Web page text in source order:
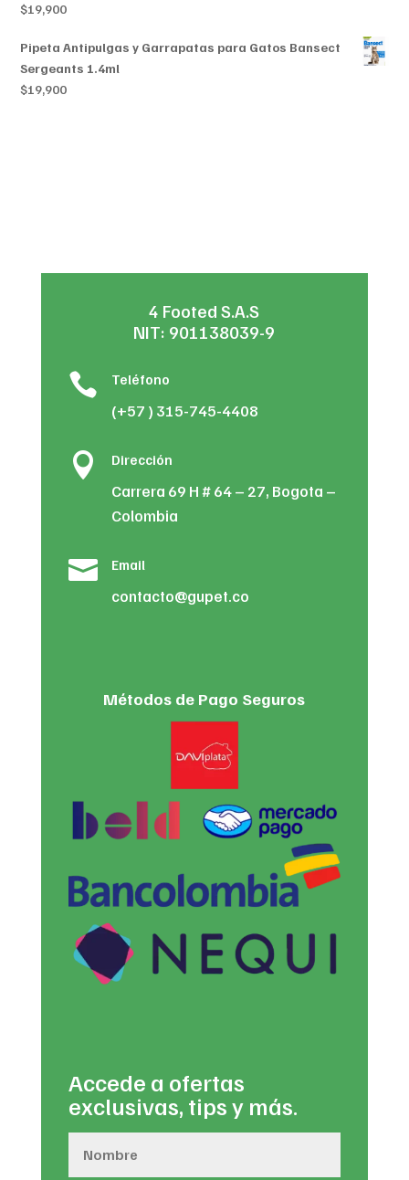
$19,900
Pipeta Antipulgas y Garrapatas para Gatos Bansect
Sergeants 1.4ml
$19,900
4 Footed S.A.S
NIT: 901138039-9
 Teléfono
(+57 ) 315-745-4408
 Dirección
Carrera 69 H # 64 – 27, Bogota –
Colombia
 Email
contacto@gupet.co
Métodos de Pago Seguros
Accede a ofertas
exclusivas, tips y más.